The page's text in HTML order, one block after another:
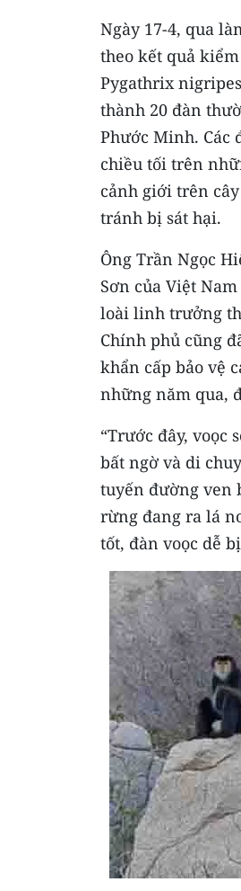
Ngày 17-4, qua
theo kết quả
Pygathrix
thành 20 đàn
Phước Minh. Các
chiều tối trên
cảnh giới trên
tránh bị sát hại.
Ông Trần Ngọc
Sơn của Việt
loài linh trưởng
Chính phủ cũng
khẩn cấp bảo vệ
những năm qua,
“Trước đây, voọc
bất ngờ và di
tuyến đường ven
rừng đang ra lá
tốt, đàn voọc dễ